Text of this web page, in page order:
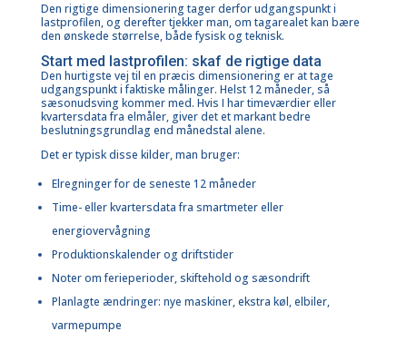
Den rigtige dimensionering tager derfor udgangspunkt i
lastprofilen, og derefter tjekker man, om tagarealet kan bære
den ønskede størrelse, både fysisk og teknisk.
Start med lastprofilen: skaf de rigtige data
Den hurtigste vej til en præcis dimensionering er at tage
udgangspunkt i faktiske målinger. Helst 12 måneder, så
sæsonudsving kommer med. Hvis I har timeværdier eller
kvartersdata fra elmåler, giver det et markant bedre
beslutningsgrundlag end månedstal alene.
Det er typisk disse kilder, man bruger:
Elregninger for de seneste 12 måneder
Time- eller kvartersdata fra smartmeter eller
energiovervågning
Produktionskalender og driftstider
Noter om ferieperioder, skiftehold og sæsondrift
Planlagte ændringer: nye maskiner, ekstra køl, elbiler,
varmepumpe